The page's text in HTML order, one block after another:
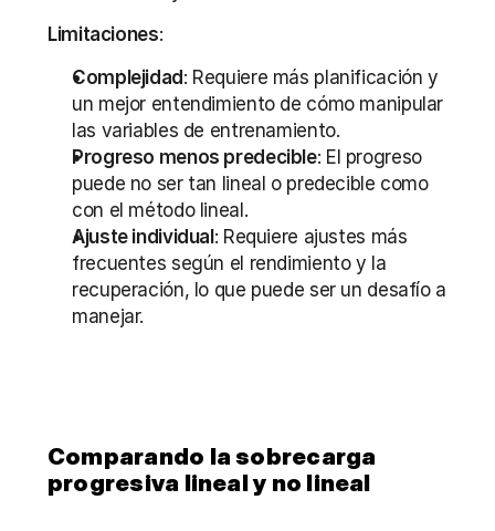
Limitaciones:
Complejidad : Requiere más planificación y
un mejor entendimiento de cómo manipular
las variables de entrenamiento.
Progreso menos predecible: El progreso
puede no ser tan lineal o predecible como
con el método lineal.
Ajuste individual : Requiere ajustes más
frecuentes según el rendimiento y la
recuperación, lo que puede ser un desafío a
manejar.
Comparando la sobrecarga
progresiva lineal y no lineal